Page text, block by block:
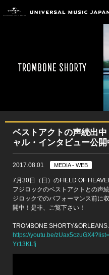
ベストアクトの声続出
ャル・インタビュー公開
2017.08.01 MEDIA - WEB
7月30日（日）のFIELD OF
フジロックのベストアクトとの声
ジロックでのパフォーマンス前に
開中！是非、ご覧下さい！
TROMBONE
https://youtu.be/
Yr13KLfj